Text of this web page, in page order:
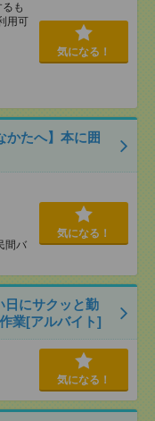
も
用可
気になる！
かたへ】本に囲
間バ
気になる！
日にサクッと勤
業[アルバイト]
気になる！